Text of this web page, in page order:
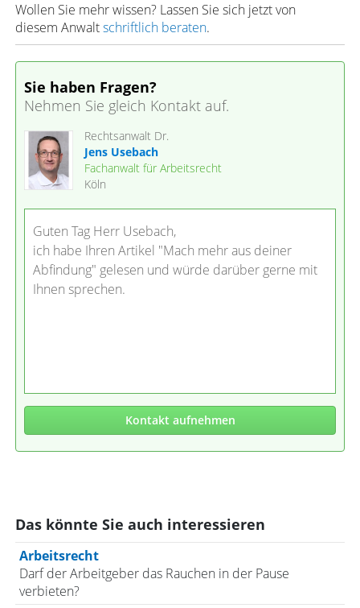
Wollen Sie mehr wissen? Lassen Sie sich jetzt von
diesem Anwaltschriftlich beraten.
Sie haben Fragen?
Nehmen Sie gleich Kontakt auf.
Rechtsanwalt Dr.
Jens Usebach
Fachanwalt für Arbeitsrecht
Köln
Guten Tag Herr Usebach,
ich habe Ihren Artikel "Mach mehr aus deiner
Abfindung" gelesen und würde darüber gerne mit
Ihnen sprechen.
Kontakt aufnehmen
Das könnte Sie auch interessieren
Arbeitsrecht
Darf der Arbeitgeber das Rauchen in der Pause
verbieten?